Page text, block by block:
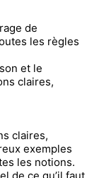
de
les règles
et le
claires,
claires,
exemples
les notions.